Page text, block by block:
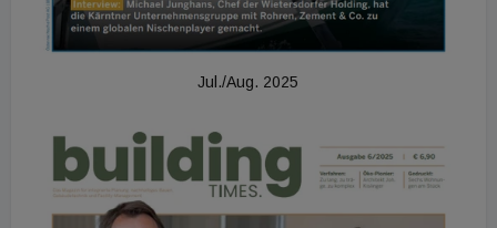
Jul./Aug. 2025